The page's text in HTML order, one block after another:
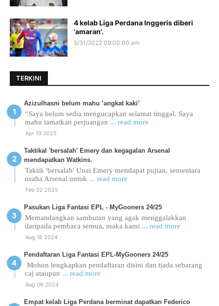
4 kelab Liga Perdana Inggeris diberi
'amaran'.
5/31/2022 09:00:00 am
TERKINI
Azizulhasni belum mahu ‘angkat kaki’
“Saya belum sedia mengucapkan selamat tinggal. Saya
mahu tamatkan perjuangan ... read more
Apr 19 2025
Taktikal 'bersalah' Emery dan kegagalan Arsenal
mendapatkan Watkins.
Taktik 'bersalah' Unai Emery mendapat pujian, sementara
usaha Arsenal untuk ... read more
Feb 02 2025
Pasukan Liga Fantasi EPL - MyGooners 24/25
Memandangkan sambutan yang agak menggalakkan
daripada pembaca semua, maka kami ... read more
Aug 16 2024
Pendaftaran Liga Fantasi EPL-MyGooners 24/25
Mohon lengkapkan pendaftaran disini dan tiada sebarang
caj ataupun ... read more
Aug 06 2024
Empat kelab Liga Perdana berminat dapatkan Federico